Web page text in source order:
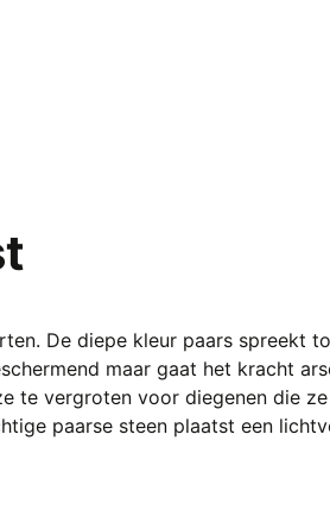
De diepe kleur paars spreekt
maar gaat het kracht
te vergroten voor diegenen die
paarse steen plaatst een